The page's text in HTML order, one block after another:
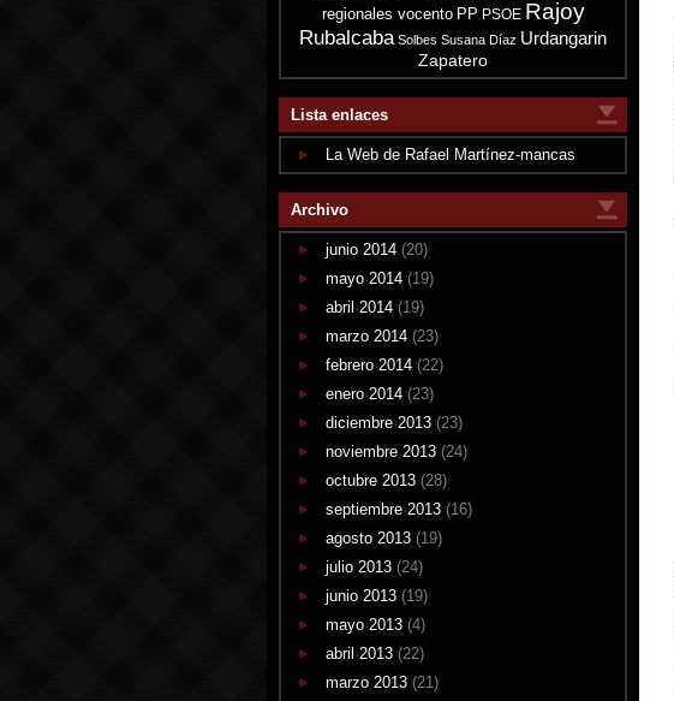
regionales vocento PP PSOE Rajoy
Rubalcaba Solbes Susana Díaz Urdangarin
Zapatero
Lista enlaces
La Web de Rafael Martínez-mancas
Archivo
junio 2014 (20)
mayo 2014 (19)
abril 2014 (19)
marzo 2014 (23)
febrero 2014 (22)
enero 2014 (23)
diciembre 2013 (23)
noviembre 2013 (24)
octubre 2013 (28)
septiembre 2013 (16)
agosto 2013 (19)
julio 2013 (24)
junio 2013 (19)
mayo 2013 (4)
abril 2013 (22)
marzo 2013 (21)